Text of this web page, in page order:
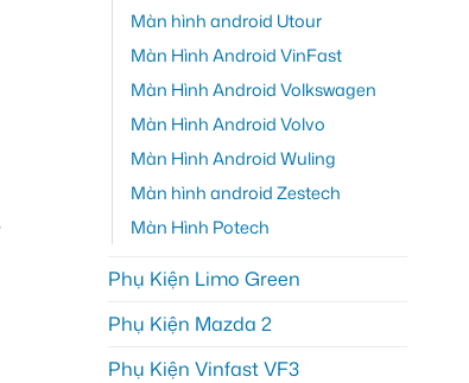
Màn hình android Utour
Màn Hình Android VinFast
Màn Hình Android Volkswagen
Màn Hình Android Volvo
Màn Hình Android Wuling
Màn hình android Zestech
Màn Hình Potech
Phụ Kiện Limo Green
Phụ Kiện Mazda 2
Phụ Kiện Vinfast VF3